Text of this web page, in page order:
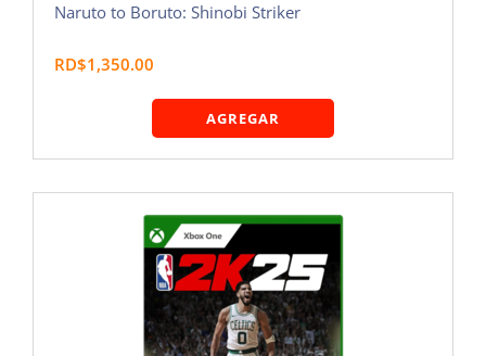
Naruto to Boruto: Shinobi Striker
RD$1,350.00
AGREGAR